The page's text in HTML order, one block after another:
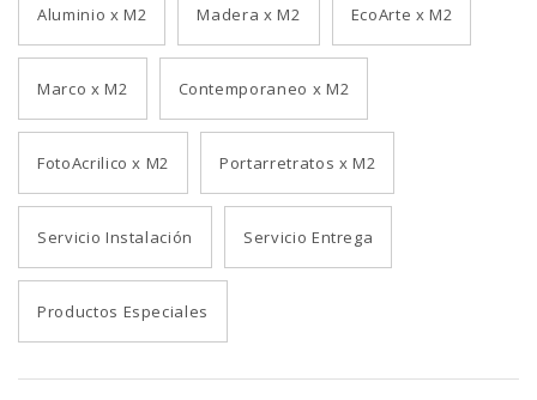
Aluminio x M2 Madera x M2 EcoArte x M2
Marco x M2 Contemporaneo x M2
FotoAcrilico x M2 Portarretratos x M2
Servicio Instalación Servicio Entrega
Productos Especiales